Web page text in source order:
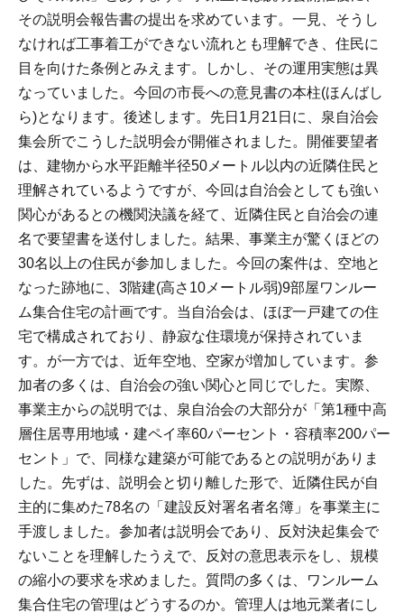
その説明会報告書の提出を求めています。一見、そうし
なければ工事着工ができない流れとも理解でき、住民に
目を向けた条例とみえます。しかし、その運用実態は異
なっていました。今回の市長への意見書の本柱(ほんばし
ら)となります。後述します。先日1月21日に、泉自治会
集会所でこうした説明会が開催されました。開催要望者
は、建物から水平距離半径50メートル以内の近隣住民と
理解されているようですが、今回は自治会としても強い
関心があるとの機関決議を経て、近隣住民と自治会の連
名で要望書を送付しました。結果、事業主が驚くほどの
30名以上の住民が参加しました。今回の案件は、空地と
なった跡地に、3階建(高さ10メートル弱)9部屋ワンルー
ム集合住宅の計画です。当自治会は、ほぼ一戸建ての住
宅で構成されており、静寂な住環境が保持されていま
す。が一方では、近年空地、空家が増加しています。参
加者の多くは、自治会の強い関心と同じでした。実際、
事業主からの説明では、泉自治会の大部分が「第1種中高
層住居専用地域・建ペイ率60パーセント・容積率200パー
セント」で、同様な建築が可能であるとの説明がありま
した。先ずは、説明会と切り離した形で、近隣住民が自
主的に集めた78名の「建設反対署名者名簿」を事業主に
手渡しました。参加者は説明会であり、反対決起集会で
ないことを理解したうえで、反対の意思表示をし、規模
の縮小の要求を求めました。質問の多くは、ワンルーム
集合住宅の管理はどうするのか。管理人は地元業者にし